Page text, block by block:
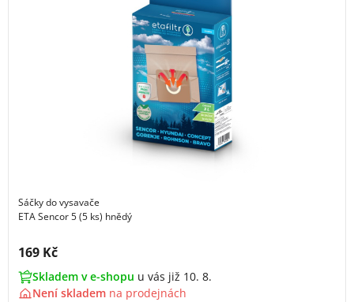
Sáčky do vysavače
ETA Sencor 5 (5 ks) hnědý
Cena s DPH:
169 Kč
Skladem v e-shopu u vás již 10. 8.
Není skladem na prodejnách